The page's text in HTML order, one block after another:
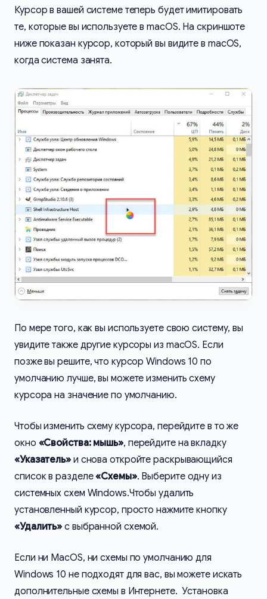
Курсор в вашей системе теперь будет имитировать
те, которые вы используете в macOS. На скриншоте
ниже показан курсор, который вы видите в macOS,
когда система занята.
По мере того, как вы используете свою систему, вы
увидите также другие курсоры из macOS. Если
позже вы решите, что курсор Windows 10 по
умолчанию лучше, вы можете изменить схему
курсора на значение по умолчанию.
Чтобы изменить схему курсора, перейдите в то же
окно «Свойства: мышь», перейдите на вкладку
«Указатель»и снова откройте раскрывающийся
список в разделе«Схемы». Выберите одну из
системных схем Windows.Чтобы удалить
установленный курсор, просто нажмите кнопку
«Удалить» с выбранной схемой.
Если ни MacOS, ни схемы по умолчанию для
Windows 10 не подходят для вас, вы можете искать
дополнительные схемы в Интернете. Установка